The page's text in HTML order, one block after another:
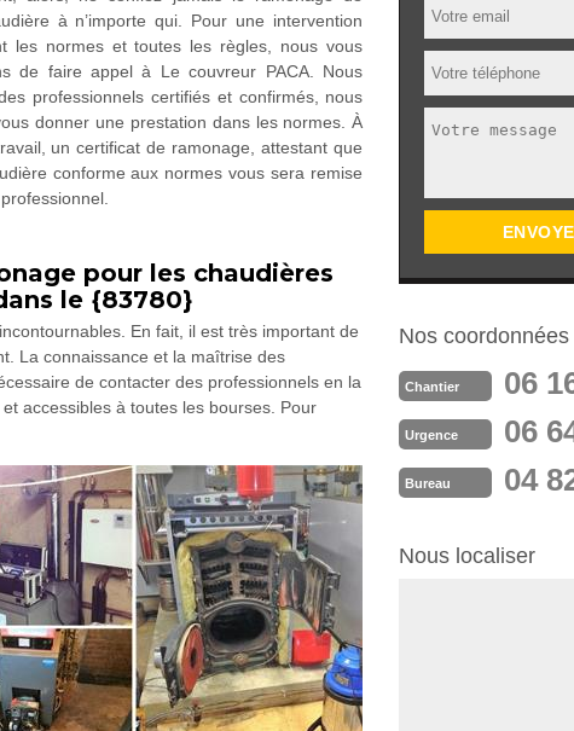
à n’importe qui. Pour une intervention
les normes et toutes les règles, nous vous
de faire appel à Le couvreur PACA. Nous
professionnels certifiés et confirmés, nous
donner une prestation dans les normes. À
un certificat de ramonage, attestant que
conforme aux normes vous sera remise
pour les chaudières
le {83780}
En fait, il est très important de
La connaissance et la maîtrise des
de contacter des professionnels en la
accessibles à toutes les bourses. Pour
Nos coordonnées
Chantier 06
Urgence 06
Bureau 04
Nous localiser